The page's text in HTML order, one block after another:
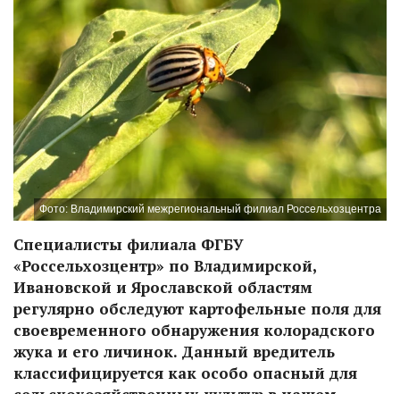
Фото: Владимирский межрегиональный филиал Россельхозцентра
Специалисты филиала ФГБУ
«Россельхозцентр» по Владимирской,
Ивановской и Ярославской областям
регулярно обследуют картофельные поля для
своевременного обнаружения колорадского
жука и его личинок. Данный вредитель
классифицируется как особо опасный для